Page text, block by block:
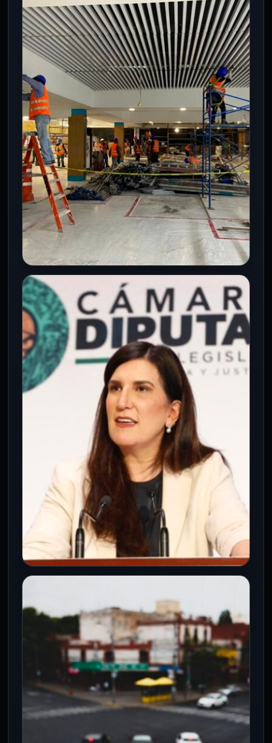
movilidad en CDMX este 5 de
agosto
5 Ago 2026
Concentraciones de jubilados, bloqueos
en 4 arterias y lluvias de 25 mm reducen
velocidad vial 40% en CDMX…
CDMX
El AICM encara la segunda etapa de
su transformación tras el Mundial
5 Ago 2026
La Fase 2 del AICM busca redefinir la
conectividad aérea de la capital tras
décadas de saturación e…
Kenia López denuncia uso del poder
para amedrentar al periodismo en
5 Ago 2026
La líder de la Cámara de Diputados
advierte que el acoso judicial y la
descalificación buscan implantar la…